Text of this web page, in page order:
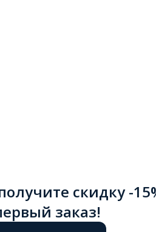
скидку -
заказ!